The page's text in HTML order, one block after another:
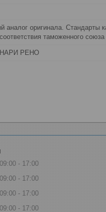
аналог оригинала. Стандарты
таможенного
РЕНО
09:00
17:00
09:00
17:00
09:00
17:00
09:00 17:00